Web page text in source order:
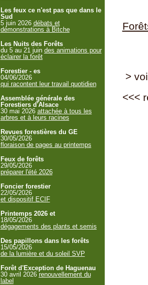
>
<<<
Les feux ce n'est pas que dans le
Sud
5 juin 2026 débats et
démonstrations à Bitche
Les Nuits des Forêts
du 5 au 21 juin des animations pour
éclairer la forêt
Forestier - es
04/06/2026
qui racontent leur travail quotidien
Assemblée générale des
Forestiers d'Alsace
30 mai 2026 attachée à tous les
arbres et à leurs racines
Revues forestières du GE
30/05/2026
floraison de pages au printemps
Feux de forêts
29/05/2026
préparer l'été 2026
Foncier forestier
22/05/2026
et dispositif ECIF
Printemps 2026 et
18/05/2026
dégagements des plants et semis
Des papillons dans les forêts
15/05/2026
de la lumière et du soleil SVP
Forêt d'Exception de Haguenau
30 avril 2026 renouvellement du
label